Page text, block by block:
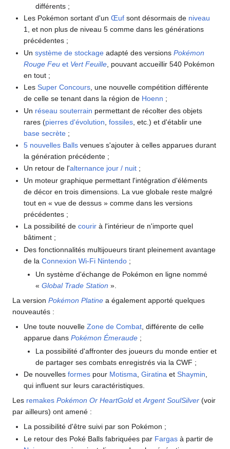
différents ;
Les Pokémon sortant d'unŒuf sont désormais de niveau
1, et non plus de niveau 5 comme dans les générations
précédentes ;
Unsystème de stockage adapté des versionsPokémon
Rouge Feu et Vert Feuille , pouvant accueillir 540 Pokémon
en tout ;
LesSuper Concours, une nouvelle compétition différente
de celle se tenant dans la région de Hoenn ;
Un réseau souterrain permettant de récolter des objets
rares (pierres d'évolution ,fossiles , etc.) et d'établir une
base secrète ;
5 nouvelles Balls venues s'ajouter à celles apparues durant
la génération précédente ;
Un retour de l'alternance jour / nuit ;
Un moteur graphique permettant l'intégration d'éléments
de décor en trois dimensions. La vue globale reste malgré
tout en « vue de dessus » comme dans les versions
précédentes ;
La possibilité decourir à l'intérieur de n'importe quel
bâtiment ;
Des fonctionnalités multijoueurs tirant pleinement avantage
de laConnexion Wi-Fi Nintendo ;
Un système d'échange de Pokémon en ligne nommé
« Global Trade Station ».
La version Pokémon Platine a également apporté quelques
nouveautés :
Une toute nouvelleZone de Combat , différente de celle
apparue dansPokémon Émeraude ;
La possibilité d'affronter des joueurs du monde entier et
de partager ses combats enregistrés via la CWF ;
De nouvellesformes pour Motisma,Giratina etShaymin,
qui influent sur leurs caractéristiques.
Les remakes Pokémon Or HeartGold etArgent SoulSilver (voir
par ailleurs) ont amené :
La possibilité d'être suivi par son Pokémon ;
Le retour des Poké Balls fabriquées par Fargas à partir de